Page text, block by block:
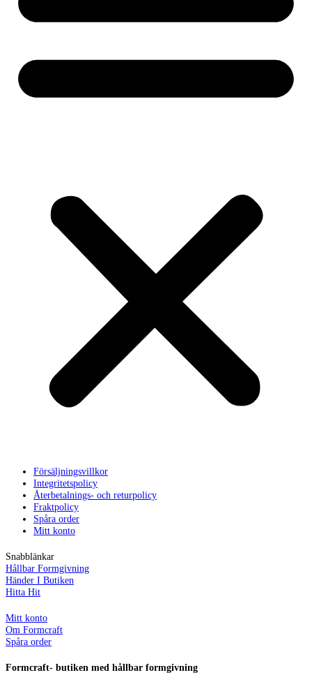
Försäljningsvillkor
Integritetspolicy
Återbetalnings- och returpolicy
Fraktpolicy
Spåra order
Mitt konto
Snabblänkar
Hållbar Formgivning
Händer I Butiken
Hitta Hit
Mitt konto
Om Formcraft
Spåra order
Formcraft- butiken med hållbar formgivning